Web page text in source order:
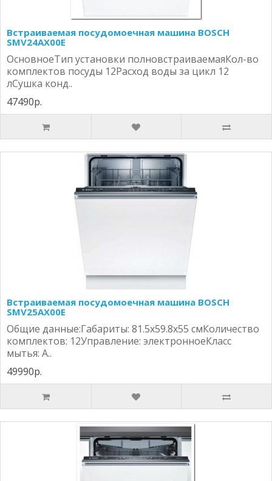
Встраиваемая посудомоечная машина BOSCH
SMV24AX00E
ОсновноеТип установки полновстраиваемаяКол-во
комплектов посуды 12Расход воды за цикл 12
лСушка конд..
47490р.
Встраиваемая посудомоечная машина BOSCH
SMV25AX00E
Общие данные:Габариты: 81.5x59.8x55 смКоличество
комплектов: 12Управление: электронноеКласс
мытья: A..
49990р.